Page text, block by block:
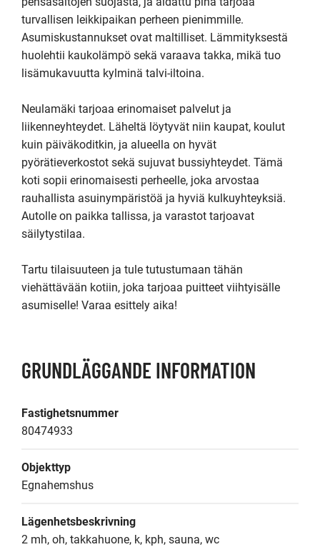
turvallisen leikkipaikan perheen pienimmille.
Asumiskustannukset ovat maltilliset. Lämmityksestä
huolehtii kaukolämpö sekä varaava takka, mikä tuo
lisämukavuutta kylminä talvi-iltoina.
Neulamäki tarjoaa erinomaiset palvelut ja
liikenneyhteydet. Läheltä löytyvät niin kaupat, koulut
kuin päiväkoditkin, ja alueella on hyvät
pyörätieverkostot sekä sujuvat bussiyhteydet. Tämä
koti sopii erinomaisesti perheelle, joka arvostaa
rauhallista asuinympäristöä ja hyviä kulkuyhteyksiä.
Autolle on paikka tallissa, ja varastot tarjoavat
säilytystilaa.
Tartu tilaisuuteen ja tule tutustumaan tähän
viehättävään kotiin, joka tarjoaa puitteet viihtyisälle
asumiselle! Varaa esittely aika!
GRUNDLÄGGANDE INFORMATION
Fastighetsnummer
80474933
Objekttyp
Egnahemshus
Lägenhetsbeskrivning
2 mh, oh, takkahuone, k, kph, sauna, wc